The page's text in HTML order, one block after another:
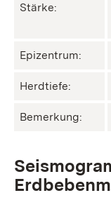
Stärke:
Epizentrum:
Herdtiefe:
Bemerkung: